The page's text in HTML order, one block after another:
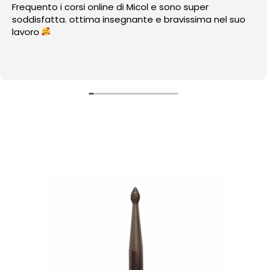
Frequento i corsi online di Micol e sono super
soddisfatta. ottima insegnante e bravissima nel suo
lavoro